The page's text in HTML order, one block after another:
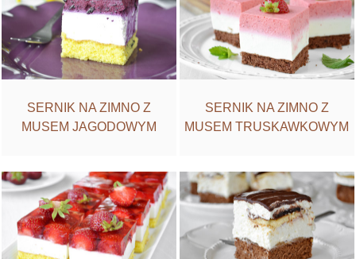
SERNIK NA ZIMNO Z
MUSEM JAGODOWYM
SERNIK NA ZIMNO Z
MUSEM TRUSKAWKOWYM